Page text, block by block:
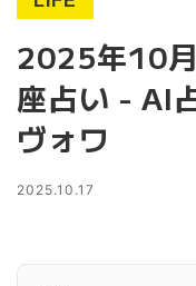
2025年10
座占い - AI
ヴォワ
2025.10.17